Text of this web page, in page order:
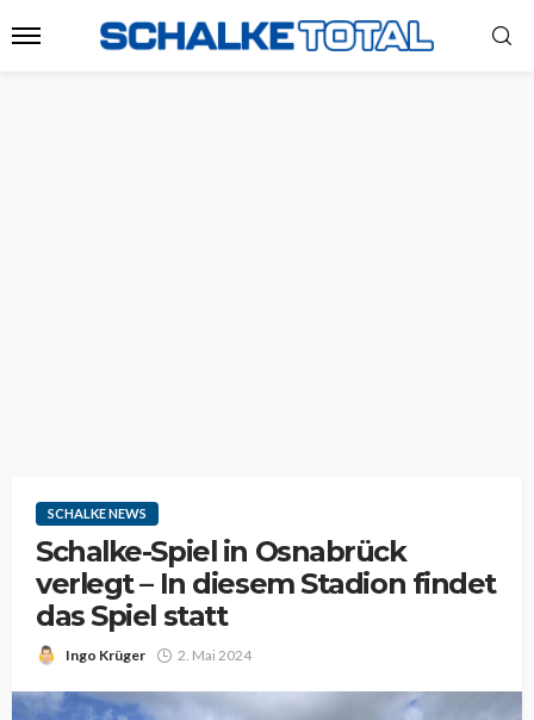
SCHALKE NEWS
Schalke-Spiel in Osnabrück
verlegt – In diesem Stadion findet
das Spiel statt
Ingo Krüger 2. Mai 2024